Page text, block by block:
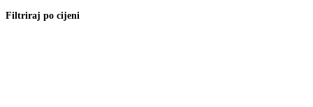
Filtriraj po cijeni